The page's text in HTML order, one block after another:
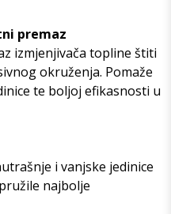
premaz
izmjenjivača topline štiti
okruženja. Pomaže
te boljoj efikasnosti u
i vanjske jedinice
najbolje